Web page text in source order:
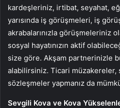
kardeşleriniz, irtibat, seyahat,
yarısında iş görüşmeleri, iş
akrabalarınızla görüşmeleriniz
sosyal hayatınızın aktif
size göre. Akşam partnerinizle
alabilirsiniz. Ticari müzakereler,
sözleşmeler yapmanız da
Sevgili Kova ve Kova